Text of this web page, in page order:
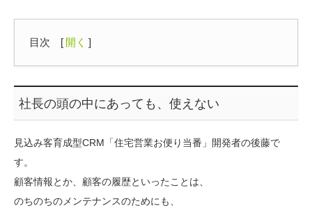
目次 [ 開く ]
社長の頭の中にあっても、使えない
見込み客育成型CRM「住宅営業お便り当番」開発者の後藤で
す。
顧客情報とか、顧客の履歴といったことは、
のちのちのメンテナンスのためにも、